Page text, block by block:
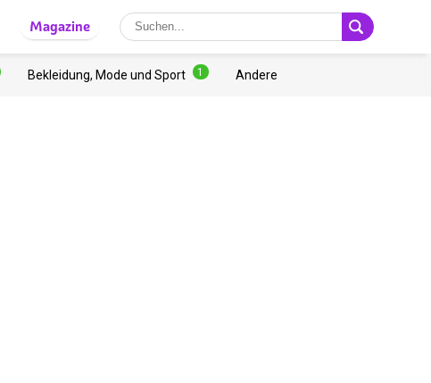
Magazine
Bekleidung, Mode und Sport 1 Andere